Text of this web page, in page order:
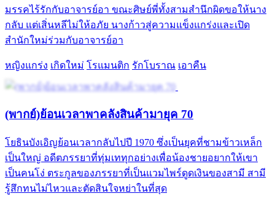
มรรคไร้รักกับอาจารย์อา ขณะศิษย์พี่ทั้งสามสำนึกผิดขอให้นาง
กลับ แต่เสิ่นหลีไม่ให้อภัย นางก้าวสู่ความแข็งแกร่งและเปิด
สำนักใหม่ร่วมกับอาจารย์อา
หญิงแกร่ง เกิดใหม่ โรแมนติก รักโบราณ เอาคืน
(พากย์)ย้อนเวลาพาคลังสินค้ามายุค 70
โยธินบังเอิญย้อนเวลากลับไปปี 1970 ซึ่งเป็นยุคที่ชามข้าวเหล็ก
เป็นใหญ่ อดีตภรรยาที่ทุ่มเททุกอย่างเพื่อน้องชายอยากให้เขา
เป็นคนโง่ ตระกูลของภรรยาที่เป็นแวมไพร์ดูดเงินของสามี สามี
รู้สึกทนไม่ไหวและตัดสินใจหย่าในที่สุด